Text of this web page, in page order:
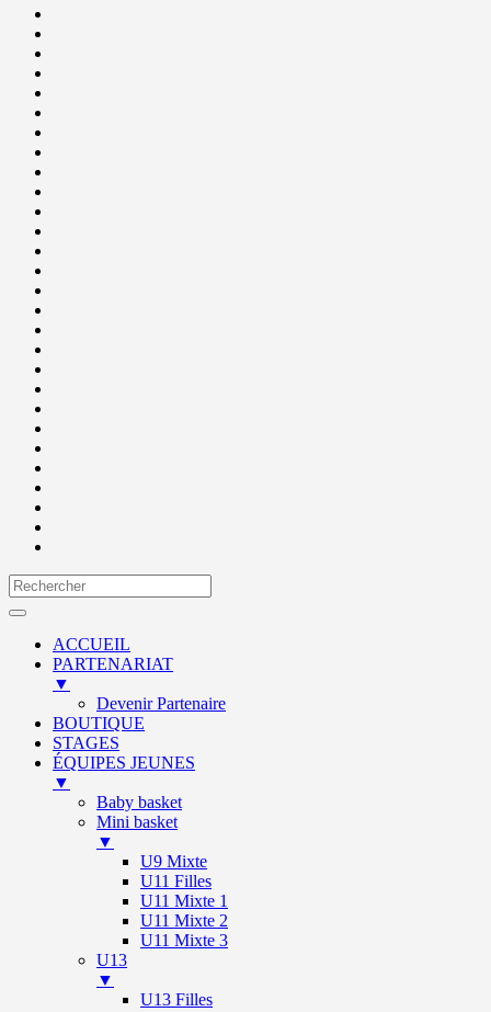
ACCUEIL
PARTENARIAT
▼
Devenir Partenaire
BOUTIQUE
STAGES
ÉQUIPES JEUNES
▼
Baby basket
Mini basket
▼
U9 Mixte
U11 Filles
U11 Mixte 1
U11 Mixte 2
U11 Mixte 3
U13
▼
U13 Filles